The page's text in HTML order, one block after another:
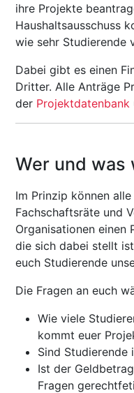
ihre Projekte
Haushaltsausschuss
wie sehr Studierende
Dabei gibt es einen
Dritter. Alle Anträge
der Projektdatenbank
Wer und was
Im Prinzip können
Fachschaftsräte und
Organisationen einen
die sich dabei stellt
euch Studierende
Die Fragen an euch
Wie viele
kommt euer
Sind Studierende
Ist der
Fragen